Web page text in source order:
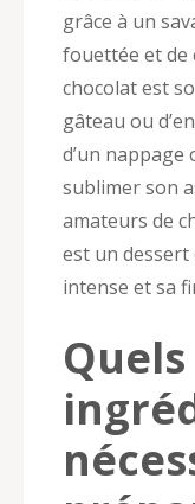
grâce à un
fouettée et de
chocolat est
gâteau ou
d’un nappage
sublimer son
amateurs de
est un dessert
intense et sa